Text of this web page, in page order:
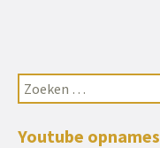
Youtube opnames